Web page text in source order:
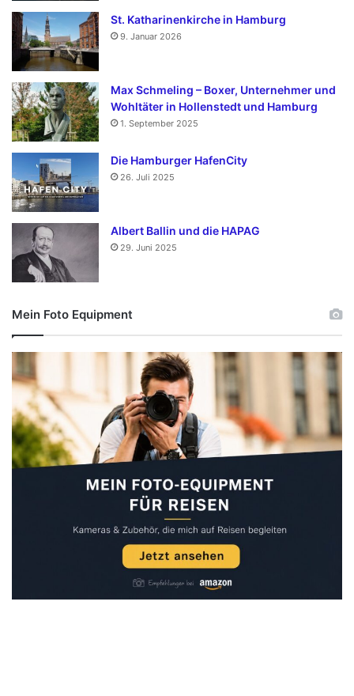
St. Katharinenkirche in Hamburg
9. Januar 2026
Max Schmeling – Boxer, Unternehmer und
Wohltäter in Hollenstedt und Hamburg
1. September 2025
Die Hamburger HafenCity
26. Juli 2025
Albert Ballin und die HAPAG
29. Juni 2025
Mein Foto Equipment